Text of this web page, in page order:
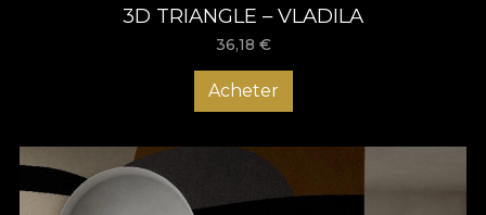
3D TRIANGLE – VLADILA
36,18 €
Acheter